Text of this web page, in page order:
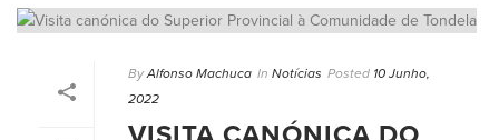
By Alfonso Machuca In Notícias Posted 10 Junho,
2022